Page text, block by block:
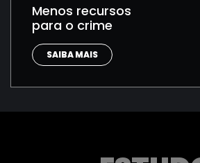
Menos recursos
para o crime
SAIBA MAIS